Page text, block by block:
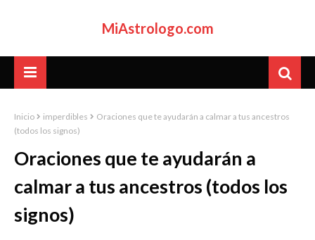
MiAstrologo.com
Inicio imperdibles
Oraciones que te ayudarán a calmar a tus ancestros
(todos los signos)
Oraciones que te ayudarán a
calmar a tus ancestros (todos los
signos)